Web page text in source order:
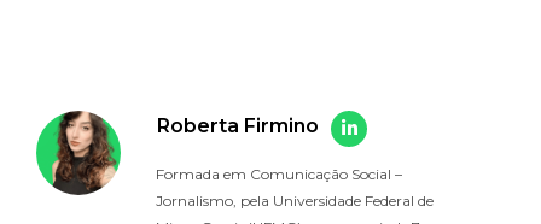
Roberta Firmino
Formada em Comunicação Social –
Jornalismo, pela Universidade Federal de